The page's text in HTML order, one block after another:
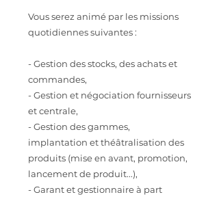
Vous serez animé par les missions
quotidiennes suivantes :
- Gestion des stocks, des achats et
commandes,
- Gestion et négociation fournisseurs
et centrale,
- Gestion des gammes,
implantation et théâtralisation des
produits (mise en avant, promotion,
lancement de produit...),
- Garant et gestionnaire à part